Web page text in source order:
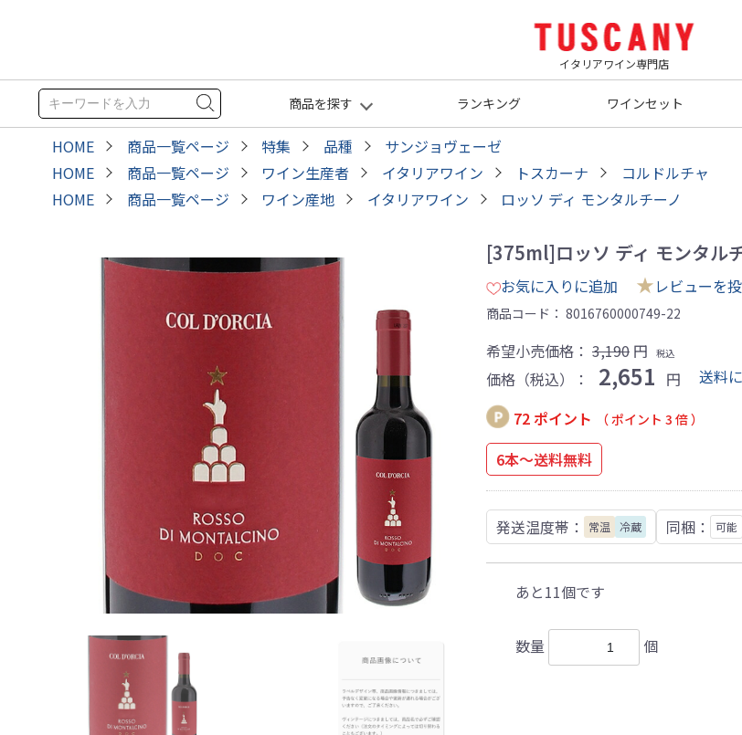
イタリアワイン専門店
商品を探す ランキング ワインセット
HOME 商品一覧ページ 特集 品種
サンジョヴェーゼ
HOME
商品一覧ページ ワイン生産者 イタリアワイン トスカーナ
コルドルチャ
HOME
商品一覧ページ ワイン産地 イタリアワイン ロッソ ディ モンタルチーノ
[375ml]ロッソ ディ モンタル
お気に入りに追加 ★レビューを
商品コード： 8016760000749-22
希望小売価格： 3,190 円 税込
価格（税込）： 2,651 円
送料
72 ポイント
（ ポイント 3 倍 ）
6本～送料無料
発送温度帯： 常温 冷蔵 同梱： 可能
あと11個です
数量 個